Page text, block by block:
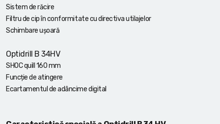
Sistem de răcire
Filtru de cip în conformitate cu directiva utilajelor
Schimbare ușoară
Optidrill B 34HV
SHOC quill 160 mm
Funcție de atingere
Ecartamentul de adâncime digital